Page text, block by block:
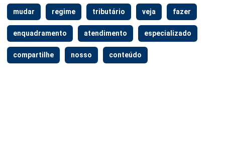
mudar regime tributário veja fazer
enquadramento atendimento especializado
compartilhe nosso conteúdo